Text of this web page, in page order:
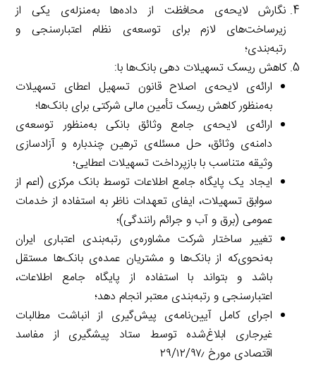
نگارش لایحه‌ی محافظت از داده‌ها به‌منزله‌ی یکی از
زیرساخت‌های لازم برای توسعه‌ی نظام اعتبارسنجی و
رتبه‌بندی؛
کاهش ریسک تسهیلات دهی بانک‌ها با:
ارائه‌ی لایحه‌ی اصلاح قانون تسهیل اعطای تسهیلات
به‌منظور کاهش ریسک تأمین مالی شرکتی برای بانک‌ها؛
ارائه‌ی لایحه‌ی جامع وثائق بانکی به‌منظور توسعه‌ی
دامنه‌ی وثائق، حل مسئله‌ی ترهین چندباره و آزادسازی
وثیقه متناسب با بازپرداخت تسهیلات اعطایی؛
ایجاد یک پایگاه جامع اطلاعات توسط بانک مرکزی (اعم از
سوابق تسهیلات، ایفای تعهدات ناظر به استفاده از خدمات
عمومی (برق و آب و جرائم رانندگی)؛
تغییر ساختار شرکت مشاوره‌ی رتبه‌بندی اعتباری ایران
به‌نحوی‌که از بانک‌ها و مشتریان عمده‌ی بانک‌ها مستقل
باشد و بتواند با استفاده از پایگاه جامع اطلاعات،
اعتبارسنجی و رتبه‌بندی معتبر انجام دهد؛
اجرای کامل آیین‌نامه‌ی پیش‌گیری از انباشت مطالبات
غیرجاری ابلاغ‌شده توسط ستاد پیشگیری از مفاسد
اقتصادی مورخ ۲۹/۱۲/۹۷٫